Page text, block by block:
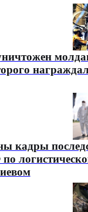
награждал
кадры